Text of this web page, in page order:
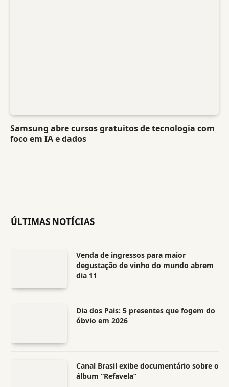
Samsung abre cursos gratuitos de tecnologia com
foco em IA e dados
ÚLTIMAS NOTÍCIAS
Venda de ingressos para maior
degustação de vinho do mundo abrem
dia 11
Dia dos Pais: 5 presentes que fogem do
óbvio em 2026
Canal Brasil exibe documentário sobre o
álbum “Refavela”